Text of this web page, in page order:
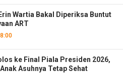
Wartia Bakal Diperiksa Buntut
ART
ke Final Piala Presiden 2026,
Asuhnya Tetap Sehat